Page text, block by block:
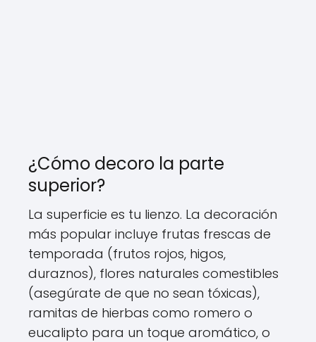
¿Cómo decoro la parte
superior?
La superficie es tu lienzo. La decoración
más popular incluye frutas frescas de
temporada (frutos rojos, higos,
duraznos), flores naturales comestibles
(asegúrate de que no sean tóxicas),
ramitas de hierbas como romero o
eucalipto para un toque aromático, o